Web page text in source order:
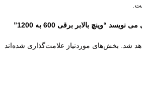
“وینچ بالابر برقی 600 به 1200”
شد. بخش‌های موردنیاز علامت‌گذاری شده‌اند